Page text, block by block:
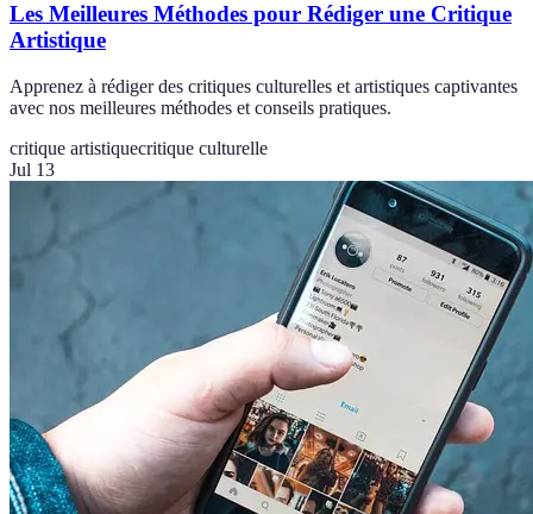
Les Meilleures Méthodes pour Rédiger une Critique
Artistique
Apprenez à rédiger des critiques culturelles et artistiques captivantes
avec nos meilleures méthodes et conseils pratiques.
critique artistiquecritique culturelle
Jul 13